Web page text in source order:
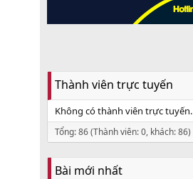
Thành viên trực tuyến
Không có thành viên trực tuyến.
Tổng: 86 (Thành viên: 0, khách: 86)
Bài mới nhất